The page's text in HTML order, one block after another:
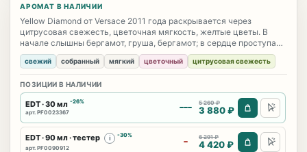
АРОМАТ В НАЛИЧИИ
Yellow Diamond от Versace 2011 года раскрывается через
цитрусовая свежесть, цветочная мягкость, желтые цветы. В
начале слышны бергамот, груша, бергамот; в сердце проступают
мимоза, фрезия, водяная лилия; база держит мускус, гваяковое
дерево, амбра. Характер аромата: свежий, собранный, мягкий,
нажима.
свежий собранный мягкий цветочный цитрусовая свежесть
ПОЗИЦИИ В НАЛИЧИИ
EDT · 30 мл -26%
арт. PF0023367
5 260 ₽
3 880 ₽
EDT · 90 мл · тестер i
-30%
арт. PF0090912
6 291 ₽
4 420 ₽